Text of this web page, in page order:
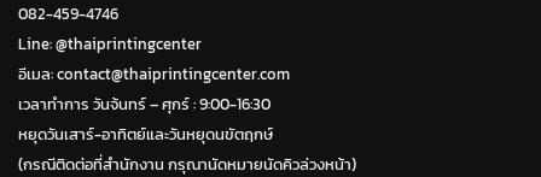
082-459-4746
Line:@thaiprintingcenter
อีเมล: contact@thaiprintingcenter.com
เวลาทำการ วันจ้นทร์ – ศุกร์ : 9:00-16:30
หยุดวันเสาร์-อาทิตย์และวันหยุดนขัตฤกษ์
(กรณีติดต่อที่สำนักงาน กรุณานัดหมายนัดคิวล่วงหน้า)